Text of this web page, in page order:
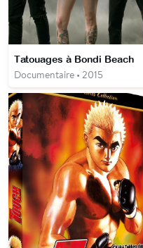
Tatouages à Bondi Beach
Documentaire • 2015